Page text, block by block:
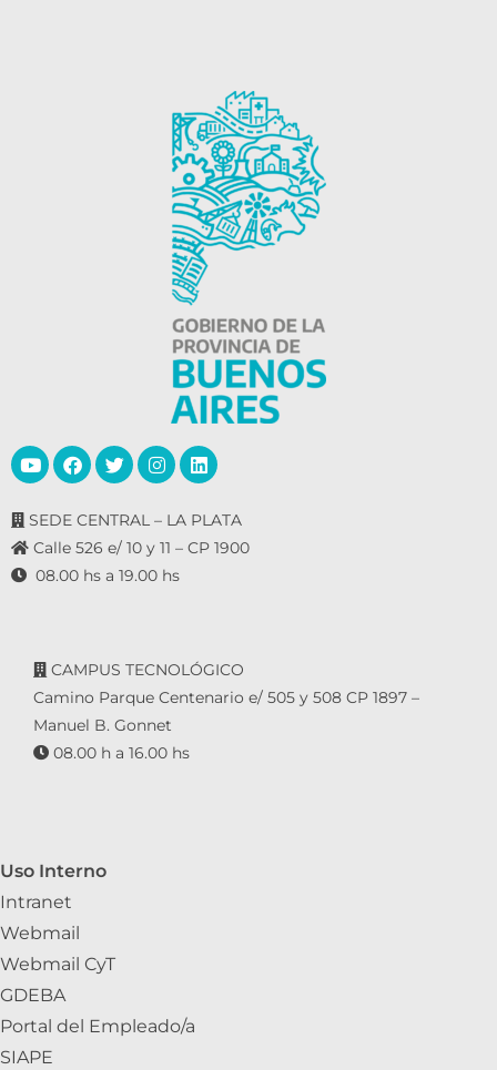
SEDE CENTRAL – LA PLATA
Calle 526 e/ 10 y 11 – CP 1900
08.00 hs a 19.00 hs
CAMPUS TECNOLÓGICO
Camino Parque Centenario e/ 505 y 508 CP 1897 –
Manuel B. Gonnet
08.00 h a 16.00 hs
Uso Interno
Intranet
Webmail
Webmail CyT
GDEBA
Portal del Empleado/a
SIAPE